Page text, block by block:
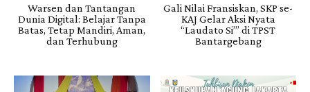
Warsen dan Tantangan
Dunia Digital: Belajar Tanpa
Batas, Tetap Mandiri, Aman,
dan Terhubung
Gali Nilai Fransiskan, SKP se-
KAJ Gelar Aksi Nyata
“Laudato Si’” di TPST
Bantargebang